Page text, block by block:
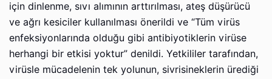
için dinlenme, sıvı alımının arttırılması, ateş düşürücü
ve ağrı kesiciler kullanılması önerildi ve “Tüm virüs
enfeksiyonlarında olduğu gibi antibiyotiklerin virüse
herhangi bir etkisi yoktur” denildi. Yetkililer tarafından,
virüsle mücadelenin tek yolunun, sivrisineklerin ürediği